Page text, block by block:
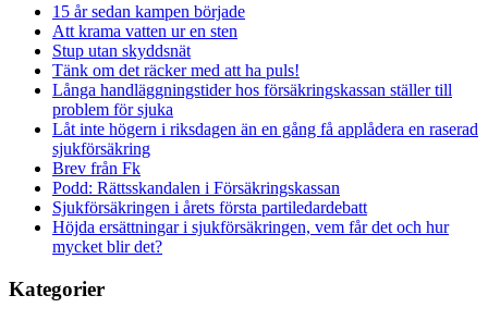
15 år sedan kampen började
Att krama vatten ur en sten
Stup utan skyddsnät
Tänk om det räcker med att ha puls!
Långa handläggningstider hos försäkringskassan ställer till
problem för sjuka
Låt inte högern i riksdagen än en gång få applådera en raserad
sjukförsäkring
Brev från Fk
Podd: Rättsskandalen i Försäkringskassan
Sjukförsäkringen i årets första partiledardebatt
Höjda ersättningar i sjukförsäkringen, vem får det och hur
mycket blir det?
Kategorier